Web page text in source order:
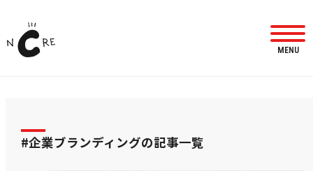
MENU
#企業ブランディングの記事一覧